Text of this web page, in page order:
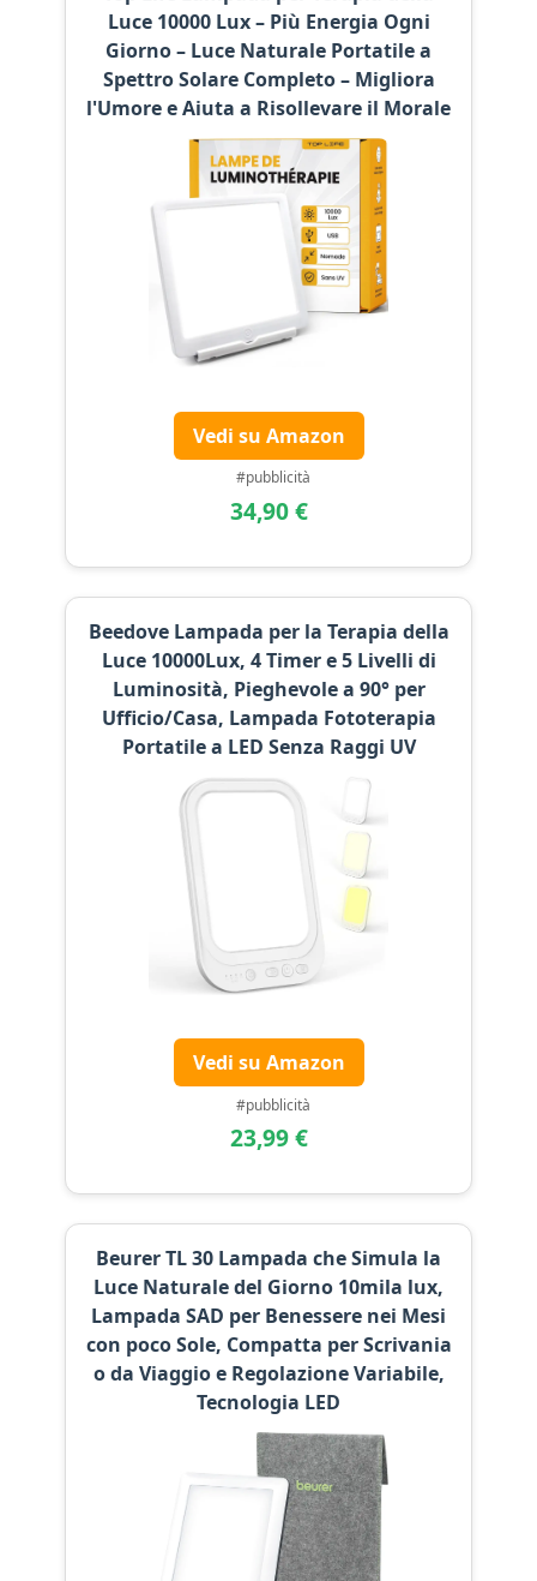
Luce 10000 Lux – Più Energia Ogni
Giorno – Luce Naturale Portatile a
Spettro Solare Completo – Migliora
l'Umore e Aiuta a Risollevare il Morale
Vedi su Amazon
#pubblicità
34,90 €
Beedove Lampada per la Terapia della
Luce 10000Lux, 4 Timer e 5 Livelli di
Luminosità, Pieghevole a 90° per
Ufficio/Casa, Lampada Fototerapia
Portatile a LED Senza Raggi UV
Vedi su Amazon
#pubblicità
23,99 €
Beurer TL 30 Lampada che Simula la
Luce Naturale del Giorno 10mila lux,
Lampada SAD per Benessere nei Mesi
con poco Sole, Compatta per Scrivania
o da Viaggio e Regolazione Variabile,
Tecnologia LED